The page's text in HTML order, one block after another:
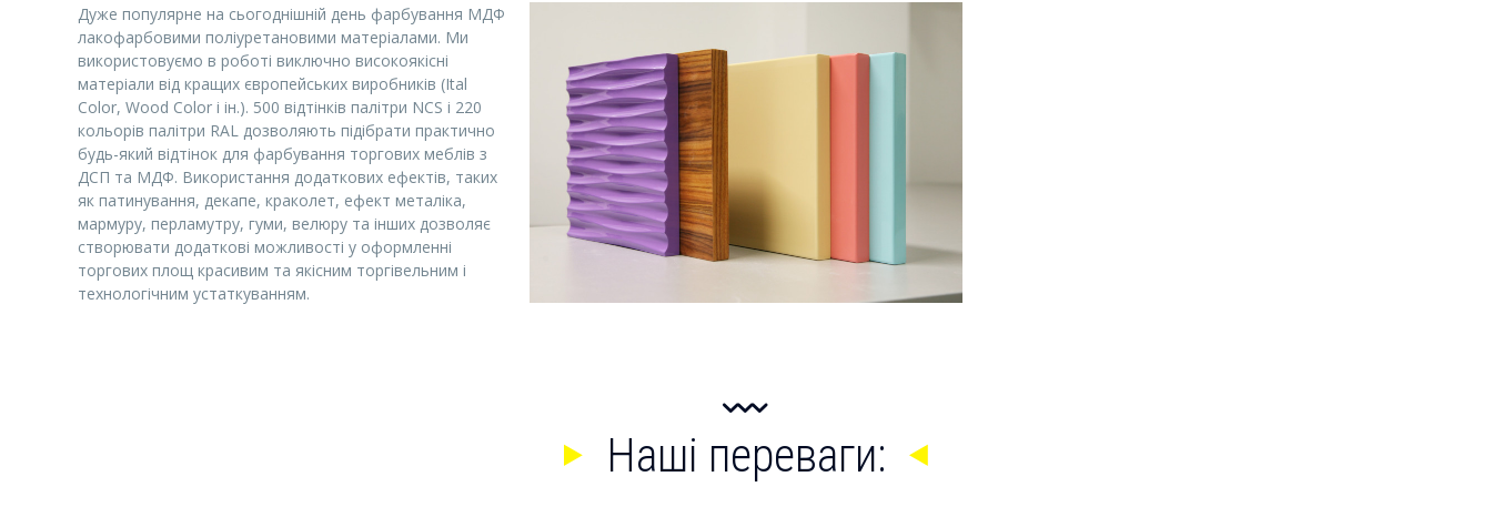
Дуже популярне на сьогоднішній день фарбування МДФ
лакофарбовими поліуретановими матеріалами. Ми
використовуємо в роботі виключно високоякісні
матеріали від кращих європейських виробників (Ital
Color, Wood Color і ін.). 500 відтінків палітри NCS і 220
кольорів палітри RAL дозволяють підібрати практично
будь-який відтінок для фарбування торгових меблів з
ДСП та МДФ. Використання додаткових ефектів, таких
як патинування, декапе, краколет, ефект металіка,
мармуру, перламутру, гуми, велюру та інших дозволяє
створювати додаткові можливості у оформленні
торгових площ красивим та якісним торгівельним і
технологічним устаткуванням.
Наші переваги: